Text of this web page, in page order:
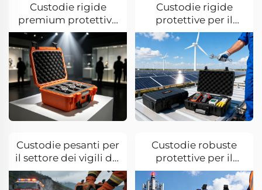
Custodie rigide
premium protettive
per il settore degli
orologi di lusso e
dell'orologeria
Custodie rigide
protettive per il
settore delle nuove
energie
Custodie pesanti per
il settore dei vigili del
fuoco e dei soccorsi
d'emergenza
Custodie robuste
protettive per il
settore delle
telecomunicazioni e